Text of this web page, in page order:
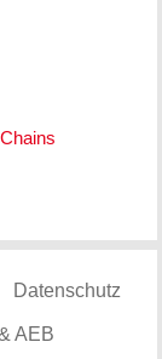
Datenschutz
AEB